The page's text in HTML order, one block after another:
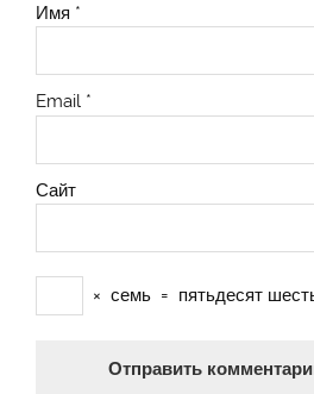
Имя *
Email *
Сайт
× семь = пятьдесят